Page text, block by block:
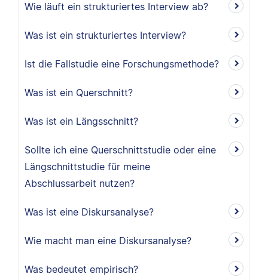
Wie läuft ein strukturiertes Interview ab?
Was ist ein strukturiertes Interview?
Ist die Fallstudie eine Forschungsmethode?
Was ist ein Querschnitt?
Was ist ein Längsschnitt?
Sollte ich eine Querschnittstudie oder eine
Längschnittstudie für meine
Abschlussarbeit nutzen?
Was ist eine Diskursanalyse?
Wie macht man eine Diskursanalyse?
Was bedeutet empirisch?